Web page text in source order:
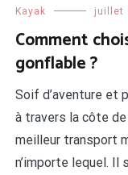
Kayak juillet
Comment
gonflable ?
Soif d’aventure et
à travers la côte de
meilleur transport
n’importe lequel. Il